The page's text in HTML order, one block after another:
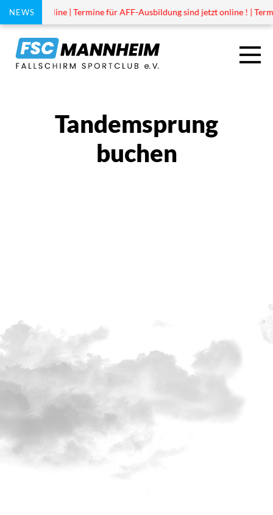
NEWS
ist jetzt online | Termine für AFF-Ausbildung sind jetzt online ! |
TANDEM
TANDEMSPRUNG
VEREIN
SPRUNGPLAN 2026
Tandemsprung
buchen